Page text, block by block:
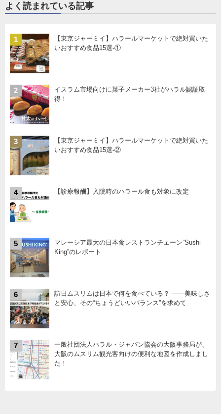
よく読まれている記事
1
【東京ジャーミイ】ハラールマーケットで絶対買いた
いおすすめ食品15選-①
2
イスラム市場向けに菓子メーカー3社がハラル認証取
得！
3
【東京ジャーミイ】ハラールマーケットで絶対買いた
いおすすめ食品15選-②
4 【診療報酬】入院時のハラール食も対象に改定
5
マレーシア最大の日本食レストランチェーン”Sushi
King”のレポート
6
訪日ムスリムは日本で何を食べている？ ――美味しさ
と安心、その“ちょうどいいバランス”を求めて
7
一般社団法人ハラル・ジャパン協会の大阪事務局が、
大阪のムスリム観光客向けの便利な地図を作成しまし
た！